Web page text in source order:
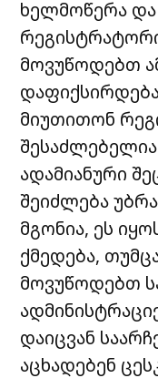
ხელმოწერა და
მოვუწოდებთ
მიუთითონ
ადამიანური
შეიძლება
მგონია, ეს
ქმედება,
მოვუწოდებთ
დაიცვან
აცხადებენ